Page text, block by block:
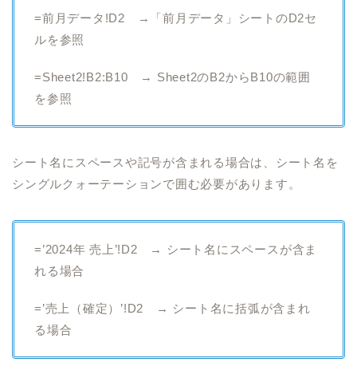
=前月データ!D2 →「前月データ」シートのD2セ
ルを参照
=Sheet2!B2:B10 → Sheet2のB2からB10の範囲
を参照
シート名にスペースや記号が含まれる場合は、シート名を
シングルクォーテーションで囲む必要があります。
=’2024年 売上’!D2 → シート名にスペースが含ま
れる場合
=’売上（確定）’!D2 → シート名に括弧が含まれ
る場合